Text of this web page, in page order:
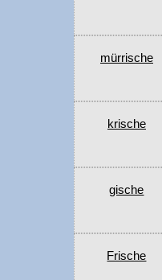
mürrische
krische
gische
Frische